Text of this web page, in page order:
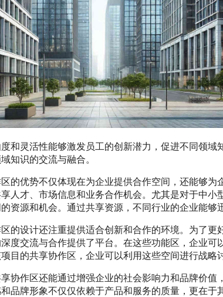
和灵活性能够激发员工的创新潜力，促进不同领
知识的交流与融合。
的优势不仅体现在为企业提供合作空间，还能够
人才、市场信息和业务合作机会。尤其是对于中
资源和机会。通过共享资源，不同行业的企业能够
的设计还注重提供适合创新和合作的环境。为了
度交流与合作提供了平台。在这些功能区，企业
目的共享协作区，企业可以利用这些空间进行战略
协作区还能通过增强企业的社会影响力和品牌价
品牌形象不仅仅依赖于产品和服务的质量，更在